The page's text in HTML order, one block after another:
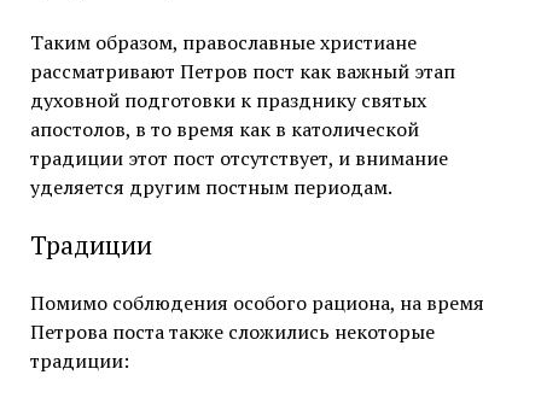
Таким образом, православные христиане
рассматривают Петров пост как важный этап
духовной подготовки к празднику святых
апостолов, в то время как в католической
традиции этот пост отсутствует, и внимание
уделяется другим постным периодам.
Традиции
Помимо соблюдения особого рациона, на время
Петрова поста также сложились некоторые
традиции: